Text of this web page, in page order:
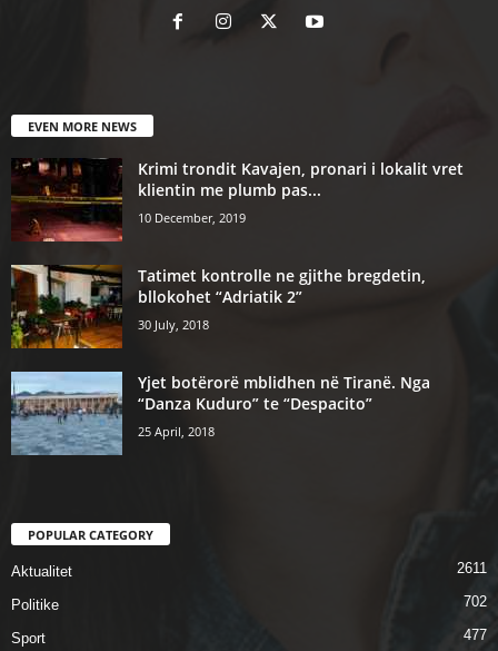
EVEN MORE NEWS
Krimi trondit Kavajen, pronari i lokalit vret
klientin me plumb pas...
10 December, 2019
Tatimet kontrolle ne gjithe bregdetin,
bllokohet “Adriatik 2”
30 July, 2018
Yjet botërorë mblidhen në Tiranë. Nga
“Danza Kuduro” te “Despacito”
25 April, 2018
POPULAR CATEGORY
Aktualitet 2611
Politike 702
Sport 477